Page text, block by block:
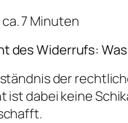
7 Minuten
des Widerrufs:
der
ist dabei keine